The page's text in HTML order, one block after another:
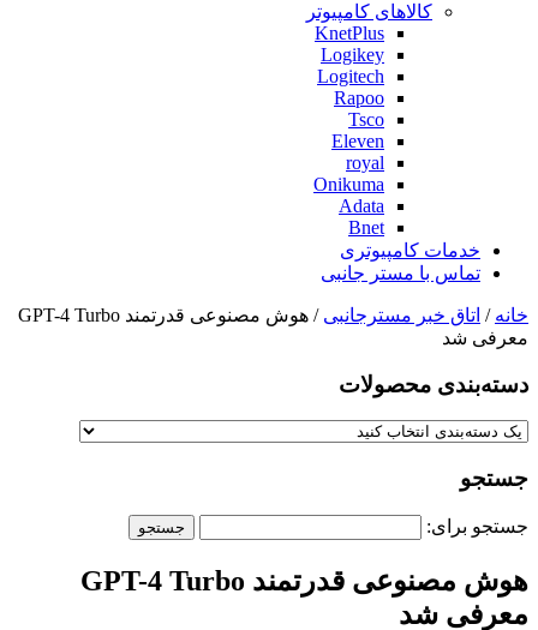
کالاهای کامپیوتر
KnetPlus
Logikey
Logitech
Rapoo
Tsco
Eleven
royal
Onikuma
Adata
Bnet
خدمات کامپیوتری
تماس با مستر جانبی
خانه / اتاق خبر مسترجانبی
/ هوش مصنوعی قدرتمند GPT-4 Turbo
معرفی شد
دسته‌بندی‌ محصولات
جستجو
جستجو برای:
هوش مصنوعی قدرتمند GPT-4 Turbo
معرفی شد